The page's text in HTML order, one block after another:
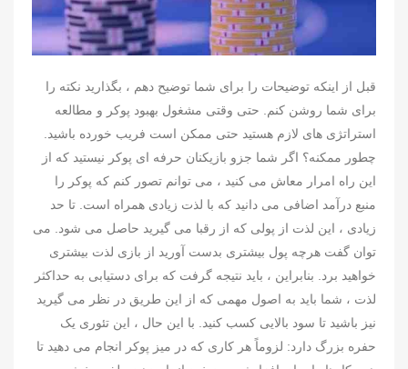
قبل از اینکه توضیحات را برای شما توضیح دهم ، بگذارید نکته را
برای شما روشن کنم. حتی وقتی مشغول بهبود پوکر و مطالعه
استراتژی های لازم هستید حتی ممکن است فریب خورده باشید.
چطور ممکنه؟ اگر شما جزو بازیکنان حرفه ای پوکر نیستید که از
این راه امرار معاش می کنید ، می توانم تصور کنم که پوکر را
منبع درآمد اضافی می دانید که با لذت زیادی همراه است. تا حد
زیادی ، این لذت از پولی که از رقبا می گیرید حاصل می شود. می
توان گفت هرچه پول بیشتری بدست آورید از بازی لذت بیشتری
خواهید برد. بنابراین ، باید نتیجه گرفت که برای دستیابی به حداکثر
لذت ، شما باید به اصول مهمی که از این طریق در نظر می گیرید
نیز باشید تا سود بالایی کسب کنید. با این حال ، این تئوری یک
حفره بزرگ دارد: لزوماً هر کاری که در میز پوکر انجام می دهید تا